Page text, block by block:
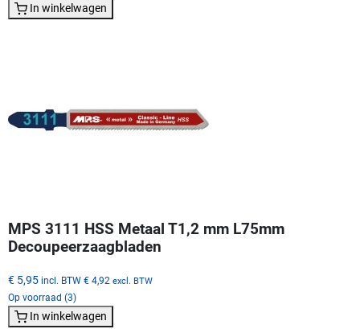
In winkelwagen
MPS 3111 HSS Metaal T1,2 mm L75mm
Decoupeerzaagbladen
€ 5,95 incl. BTW € 4,92 excl. BTW
Op voorraad (3)
In winkelwagen